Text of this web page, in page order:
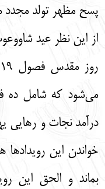
پسح مظهر تولد مجدد
از این نظر عید
می‌شود که شامل ده
درآمد نجات و رهایی
خواندن این
بماند و الحق این